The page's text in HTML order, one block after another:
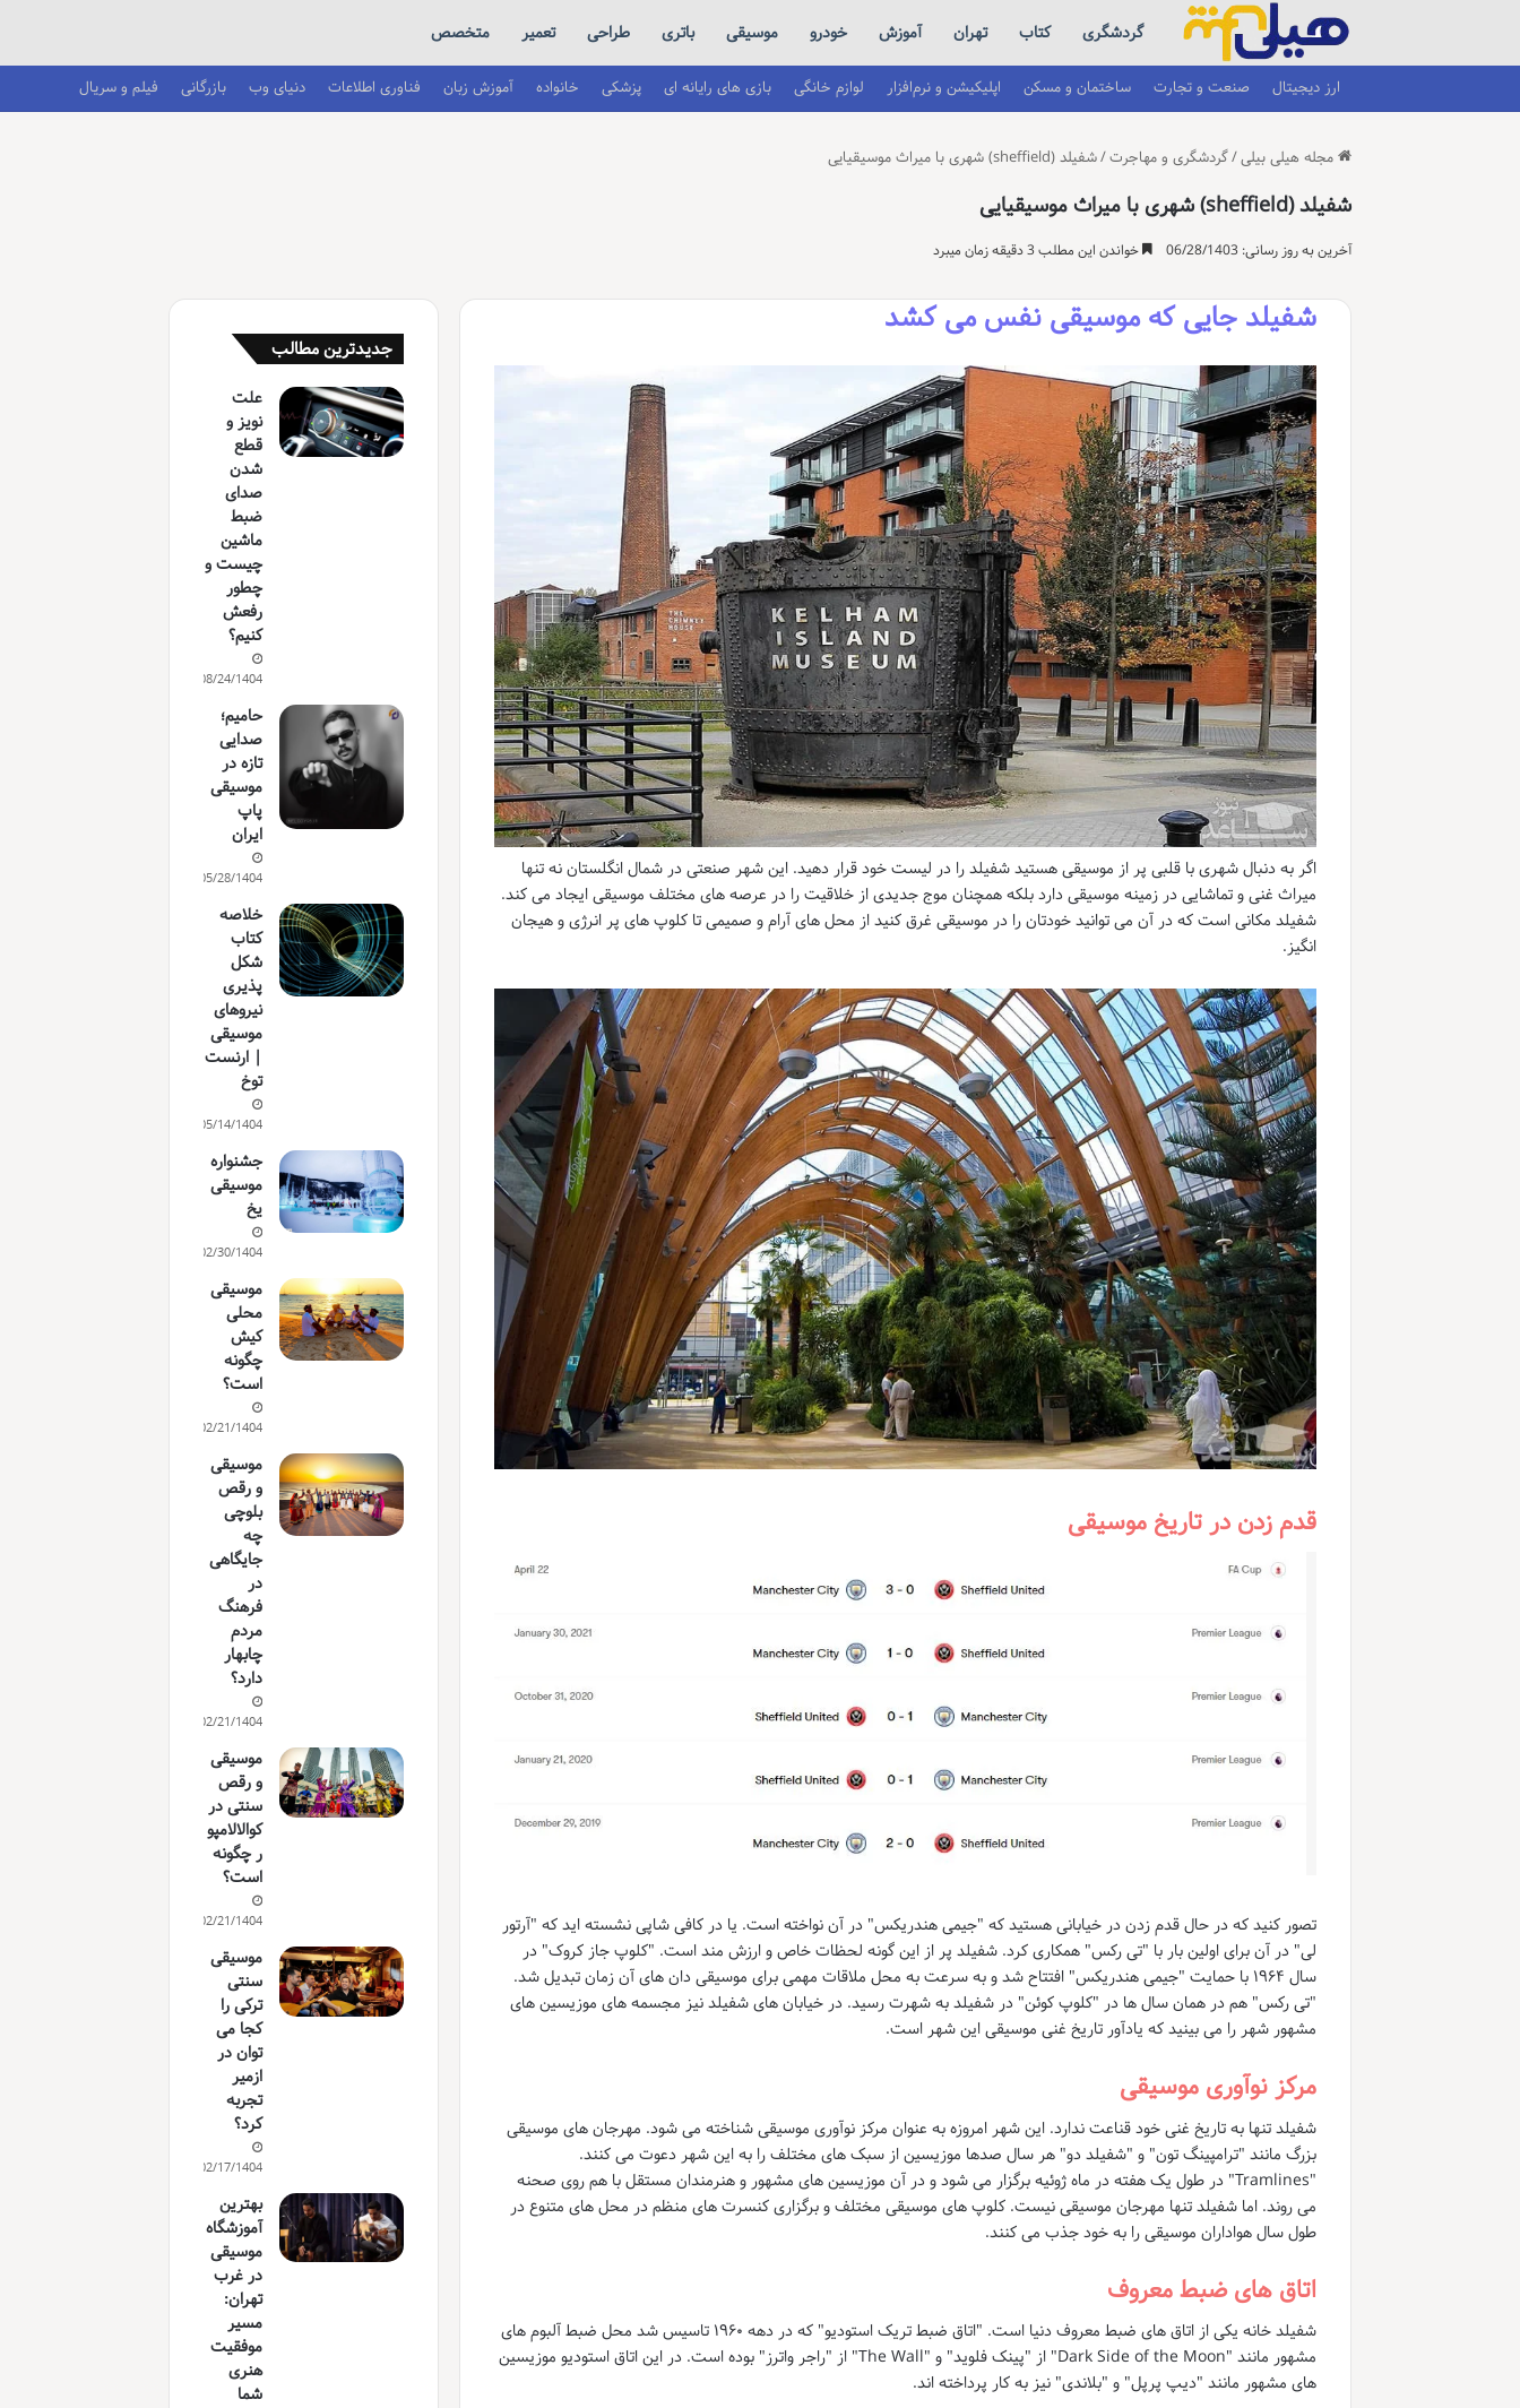
گردشگری کتاب تهران آموزش خودرو موسیقی باتری طراحی تعمیر متخصص
ارز دیجیتال صنعت و تجارت ساختمان و مسکن اپلیکیشن و نرم‌افزار لوازم خانگی بازی های رایانه ای پزشکی خانواده آموزش زبان فناوری اطلاعات دنیای وب بازرگانی فیلم و سریال
مجله هیلی بیلی/گردشگری و مهاجرت/شفیلد (sheffield) شهری با میراث موسیقیایی
شفیلد (sheffield) شهری با میراث موسیقیایی
آخرین به روز رسانی: 06/28/1403 خواندن این مطلب 3 دقیقه زمان میبرد
شفیلد جایی که موسیقی نفس می کشد
اگر به دنبال شهری با قلبی پر از موسیقی هستید شفیلد را در لیست خود قرار دهید. این شهر صنعتی در شمال انگلستان نه تنها
میراث غنی و تماشایی در زمینه موسیقی دارد بلکه همچنان موج جدیدی از خلاقیت را در عرصه های مختلف موسیقی ایجاد می کند.
شفیلد مکانی است که در آن می توانید خودتان را در موسیقی غرق کنید از محل های آرام و صمیمی تا کلوپ های پر انرژی و هیجان
انگیز.
قدم زدن در تاریخ موسیقی
تصور کنید که در حال قدم زدن در خیابانی هستید که "جیمی هندریکس" در آن نواخته است. یا در کافی شاپی نشسته اید که "آرتور
لی" در آن برای اولین بار با "تی رکس" همکاری کرد. شفیلد پر از این گونه لحظات خاص و ارزش مند است. "کلوپ جاز کروک" در
سال ۱۹۶۴ با حمایت "جیمی هندریکس" افتتاح شد و به سرعت به محل ملاقات مهمی برای موسیقی دان های آن زمان تبدیل شد.
"تی رکس" هم در همان سال ها در "کلوپ کوئن" در شفیلد به شهرت رسید. در خیابان های شفیلد نیز مجسمه های موزیسین های
مشهور شهر را می بینید که یادآور تاریخ غنی موسیقی این شهر است.
مرکز نوآوری موسیقی
شفیلد تنها به تاریخ غنی خود قناعت ندارد. این شهر امروزه به عنوان مرکز نوآوری موسیقی شناخته می شود. مهرجان های موسیقی
بزرگ مانند "ترامپینگ تون" و "شفیلد دو" هر سال صدها موزیسین از سبک های مختلف را به این شهر دعوت می کنند.
"Tramlines" در طول یک هفته در ماه ژوئیه برگزار می شود و در آن موزیسین های مشهور و هنرمندان مستقل با هم روی صحنه
می روند. اما شفیلد تنها مهرجان موسیقی نیست. کلوپ های موسیقی مختلف و برگزاری کنسرت های منظم در محل های متنوع در
طول سال هواداران موسیقی را به خود جذب می کنند.
اتاق های ضبط معروف
شفیلد خانه یکی از اتاق های ضبط معروف دنیا است. "اتاق ضبط تریک استودیو" که در دهه ۱۹۶۰ تاسیس شد محل ضبط آلبوم های
مشهور مانند "Dark Side of the Moon" از "پینک فلوید" و "The Wall" از "راجر واترز" بوده است. در این اتاق استودیو موزیسین
های مشهور مانند "دیپ پرپل" و "بلاندی" نیز به کار پرداخته اند.
جدیدترین مطالب
علت
نویز و
قطع
شدن
صدای
ضبط
ماشین
چیست و
چطور
رفعش
کنیم؟
08/24/1404
حامیم؛
صدایی
تازه در
موسیقی
پاپ
ایران
05/28/1404
خلاصه
کتاب
شکل
پذیری
نیروهای
موسیقی
| ارنست
توخ
05/14/1404
جشنواره
موسیقی
یخ
02/30/1404
موسیقی
محلی
کیش
چگونه
است؟
02/21/1404
موسیقی
و رقص
بلوچی
چه
جایگاهی
در
فرهنگ
مردم
چابهار
دارد؟
02/21/1404
موسیقی
و رقص
سنتی در
کوالالامپو
ر چگونه
است؟
02/21/1404
موسیقی
سنتی
ترکی را
کجا می
توان در
ازمیر
تجربه
کرد؟
02/17/1404
بهترین
آموزشگاه
موسیقی
در غرب
تهران:
مسیر
موفقیت
هنری
شما